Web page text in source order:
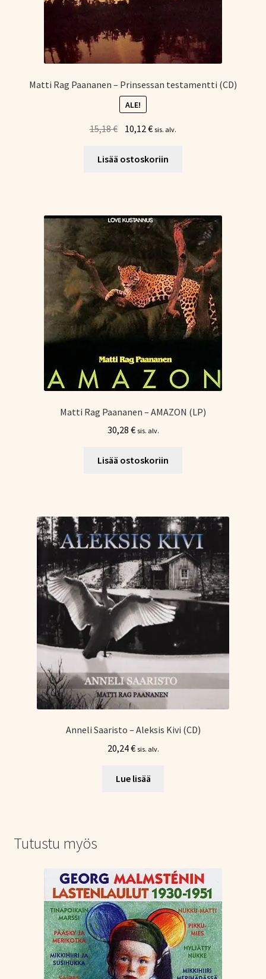
Matti Rag Paananen – Prinsessan testamentti (CD)
ALE!
15,18€ Alkuperäinen
oli:
10,12€Nykyinen
on:
sis. alv.
Lisää ostoskoriin
Matti Rag Paananen – AMAZON (LP)
30,28 € sis. alv.
Lisää ostoskoriin
Anneli Saaristo – Aleksis Kivi (CD)
20,24€ sis. alv.
Lue lisää
Tutustu myös